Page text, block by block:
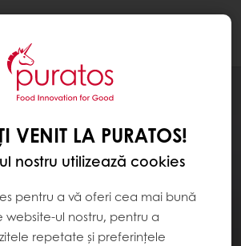
VENIT LA PURATOS!
nostru utilizează cookies
pentru a vă oferi cea mai bună
ul nostru, pentru a
repetate și preferințele